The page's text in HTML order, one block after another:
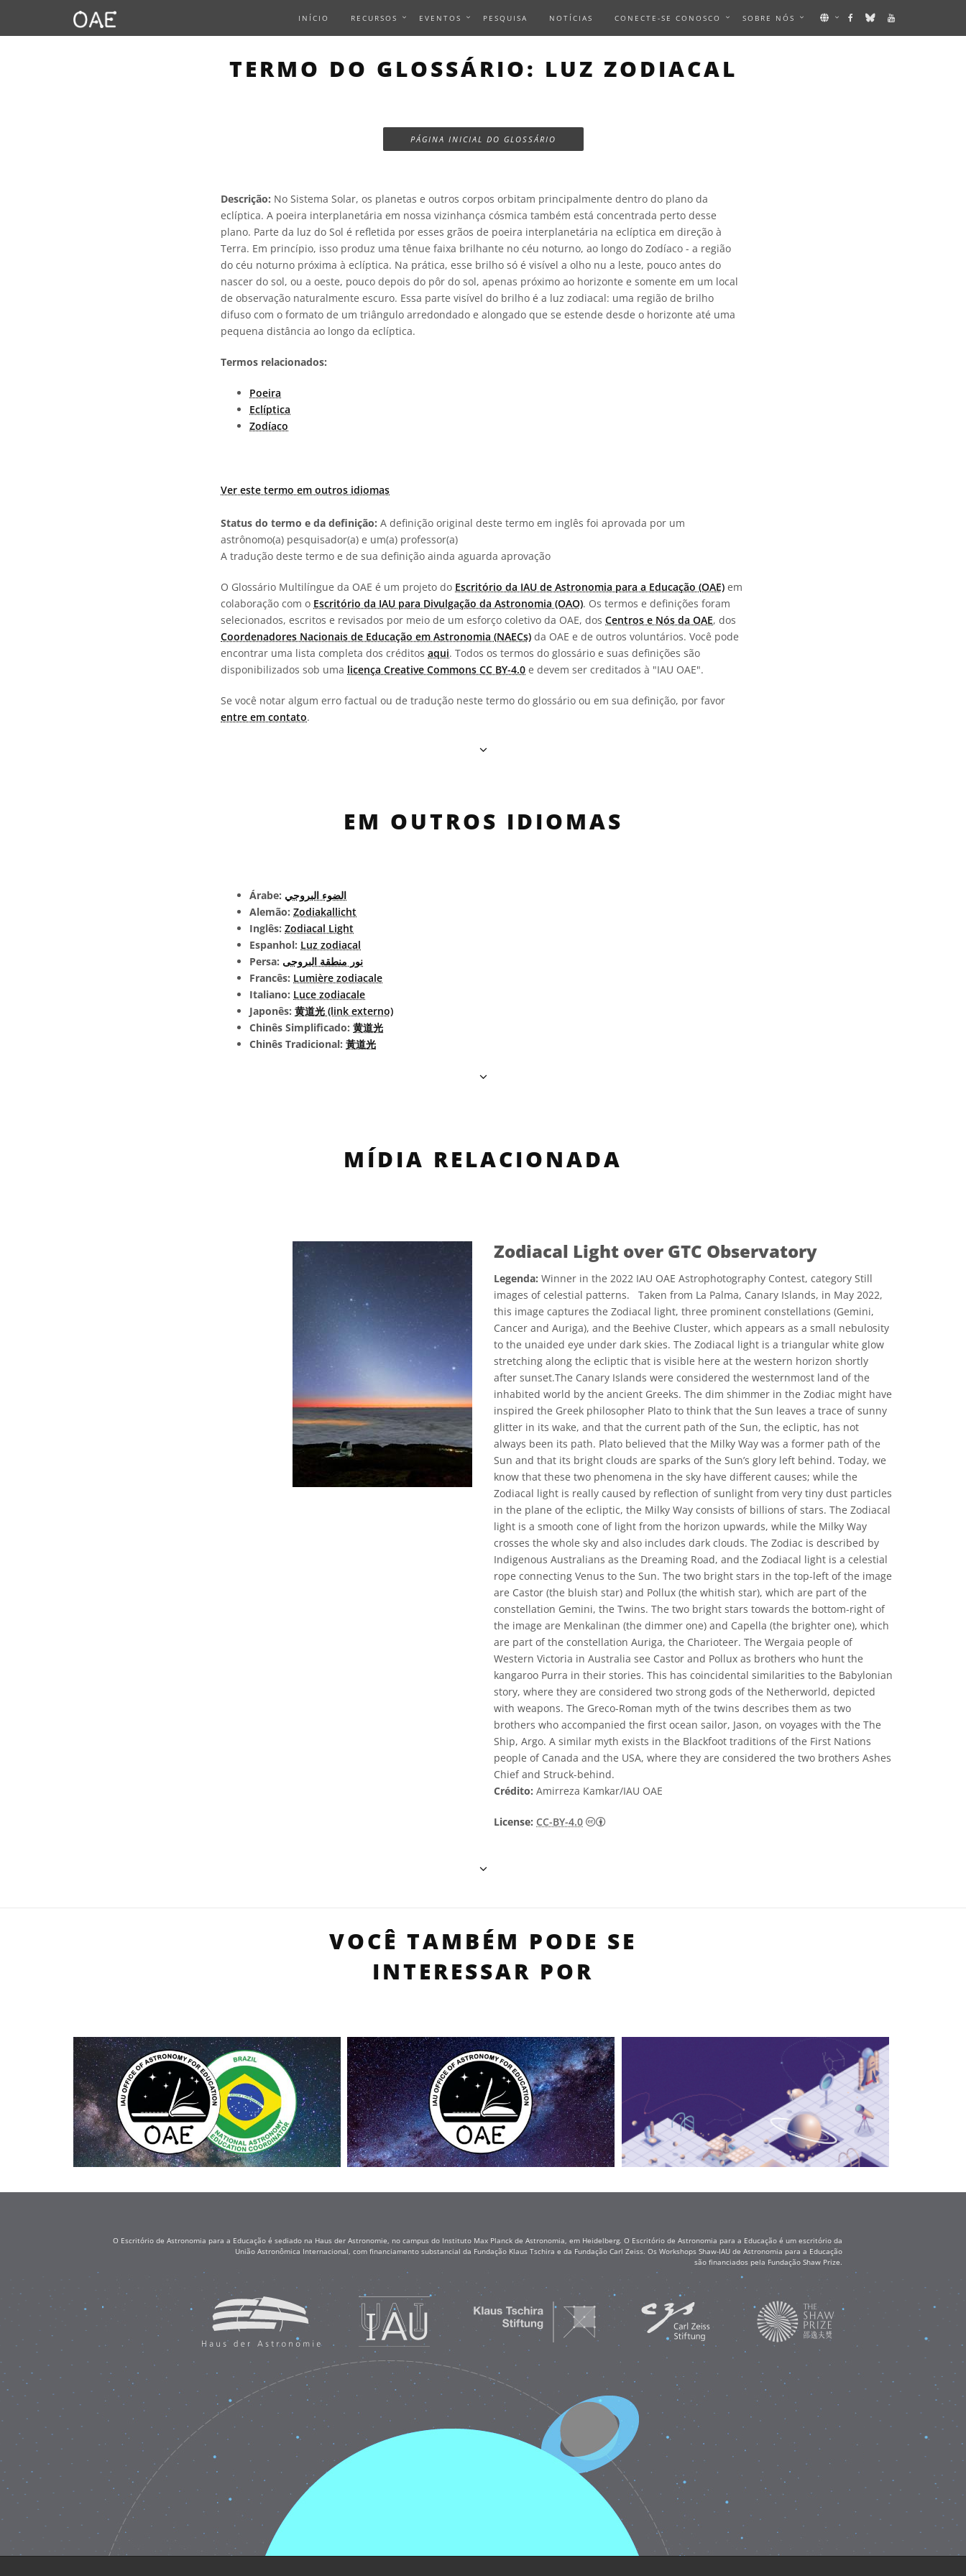
INÍCIO RECURSOS EVENTOS PESQUISA NOTÍCIAS CONECTE-SE CONOSCO SOBRE NÓS
TERMO DO GLOSSÁRIO: LUZ ZODIACAL
PÁGINA INICIAL DO GLOSSÁRIO
Descrição: No Sistema Solar, os planetas e outros corpos orbitam principalmente dentro do plano da
eclíptica. A poeira interplanetária em nossa vizinhança cósmica também está concentrada perto desse
plano. Parte da luz do Sol é refletida por esses grãos de poeira interplanetária na eclíptica em direção à
Terra. Em princípio, isso produz uma tênue faixa brilhante no céu noturno, ao longo do Zodíaco - a região
do céu noturno próxima à eclíptica. Na prática, esse brilho só é visível a olho nu a leste, pouco antes do
nascer do sol, ou a oeste, pouco depois do pôr do sol, apenas próximo ao horizonte e somente em um local
de observação naturalmente escuro. Essa parte visível do brilho é a luz zodiacal: uma região de brilho
difuso com o formato de um triângulo arredondado e alongado que se estende desde o horizonte até uma
pequena distância ao longo da eclíptica.
Termos relacionados:
Poeira
Eclíptica
Zodíaco
Ver este termo em outros idiomas
Status do termo e da definição: A definição original deste termo em inglês foi aprovada por um
astrônomo(a) pesquisador(a) e um(a) professor(a)
A tradução deste termo e de sua definição ainda aguarda aprovação
O Glossário Multilíngue da OAE é um projeto do Escritório da IAU de Astronomia para a Educação (OAE) em
colaboração com o Escritório da IAU para Divulgação da Astronomia (OAO). Os termos e definições foram
selecionados, escritos e revisados por meio de um esforço coletivo da OAE, dos Centros e Nós da OAE, dos
Coordenadores Nacionais de Educação em Astronomia (NAECs) da OAE e de outros voluntários. Você pode
encontrar uma lista completa dos créditos aqui. Todos os termos do glossário e suas definições são
disponibilizados sob uma licença Creative Commons CC BY-4.0 e devem ser creditados à "IAU OAE".
Se você notar algum erro factual ou de tradução neste termo do glossário ou em sua definição, por favor
entre em contato.
EM OUTROS IDIOMAS
Árabe: الضوء البروجي
Alemão: Zodiakallicht
Inglês: Zodiacal Light
Espanhol: Luz zodiacal
Persa: نور منطقة البروجی
Francês: Lumière zodiacale
Italiano: Luce zodiacale
Japonês: 黄道光 (link externo)
Chinês Simplificado: 黄道光
Chinês Tradicional: 黃道光
MÍDIA RELACIONADA
Zodiacal Light over GTC Observatory
Legenda: Winner in the 2022 IAU OAE Astrophotography Contest, category Still
images of celestial patterns. Taken from La Palma, Canary Islands, in May 2022,
this image captures the Zodiacal light, three prominent constellations (Gemini,
Cancer and Auriga), and the Beehive Cluster, which appears as a small nebulosity
to the unaided eye under dark skies. The Zodiacal light is a triangular white glow
stretching along the ecliptic that is visible here at the western horizon shortly
after sunset.The Canary Islands were considered the westernmost land of the
inhabited world by the ancient Greeks. The dim shimmer in the Zodiac might have
inspired the Greek philosopher Plato to think that the Sun leaves a trace of sunny
glitter in its wake, and that the current path of the Sun, the ecliptic, has not
always been its path. Plato believed that the Milky Way was a former path of the
Sun and that its bright clouds are sparks of the Sun’s glory left behind. Today, we
know that these two phenomena in the sky have different causes; while the
Zodiacal light is really caused by reflection of sunlight from very tiny dust particles
in the plane of the ecliptic, the Milky Way consists of billions of stars. The Zodiacal
light is a smooth cone of light from the horizon upwards, while the Milky Way
crosses the whole sky and also includes dark clouds. The Zodiac is described by
Indigenous Australians as the Dreaming Road, and the Zodiacal light is a celestial
rope connecting Venus to the Sun. The two bright stars in the top-left of the image
are Castor (the bluish star) and Pollux (the whitish star), which are part of the
constellation Gemini, the Twins. The two bright stars towards the bottom-right of
the image are Menkalinan (the dimmer one) and Capella (the brighter one), which
are part of the constellation Auriga, the Charioteer. The Wergaia people of
Western Victoria in Australia see Castor and Pollux as brothers who hunt the
kangaroo Purra in their stories. This has coincidental similarities to the Babylonian
story, where they are considered two strong gods of the Netherworld, depicted
with weapons. The Greco-Roman myth of the twins describes them as two
brothers who accompanied the first ocean sailor, Jason, on voyages with the The
Ship, Argo. A similar myth exists in the Blackfoot traditions of the First Nations
people of Canada and the USA, where they are considered the two brothers Ashes
Chief and Struck-behind.
Crédito: Amirreza Kamkar/IAU OAE
License: CC-BY-4.0 Creative Commons Attribution 4.0 International (CC BY 4.0) ícones
VOCÊ TAMBÉM PODE SE
INTERESSAR POR
O Escritório de Astronomia para a Educação é sediado na Haus der Astronomie, no campus do Instituto Max Planck de Astronomia, em Heidelberg. O Escritório de Astronomia para a Educação é um escritório da
União Astronômica Internacional, com financiamento substancial da Fundação Klaus Tschira e da Fundação Carl Zeiss. Os Workshops Shaw-IAU de Astronomia para a Educação
são financiados pela Fundação Shaw Prize.